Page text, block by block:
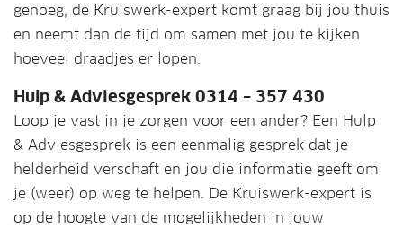
genoeg, de Kruiswerk-expert komt graag bij jou thuis
en neemt dan de tijd om samen met jou te kijken
hoeveel draadjes er lopen.
Hulp & Adviesgesprek 0314 – 357 430
Loop je vast in je zorgen voor een ander? Een Hulp
& Adviesgesprek is een eenmalig gesprek dat je
helderheid verschaft en jou die informatie geeft om
je (weer) op weg te helpen. De Kruiswerk-expert is
op de hoogte van de mogelijkheden in jouw